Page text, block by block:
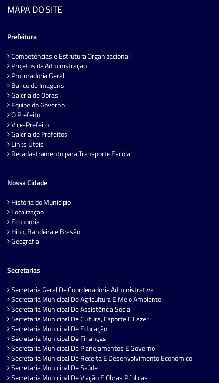
MAPA DO SITE
Prefeitura
Competências e Estrutura Organizacional
Projetos da Administração
Procuradoria Geral
Banco de Imagens
Galeria de Obras
Equipe do Governo
O Prefeito
Vice-Prefeito
Galeria de Prefeitos
Links Úteis
Recadastramento para Transporte Escolar
Nossa Cidade
História do Município
Localização
Economia
Hino, Bandeira e Brasão
Geografia
Secretarias
Secretaria Geral De Coordenadoria Administrativa
Secretaria Municipal De Agricultura E Meio Ambiente
Secretaria Municipal De Assistência Social
Secretaria Municipal De Cultura, Esporte E Lazer
Secretaria Municipal De Educação
Secretaria Municipal De Finanças
Secretaria Municipal De Planejamentos E Governo
Secretaria Municipal De Receita E Desenvolvimento Econômico
Secretaria Municipal De Saúde
Secretaria Municipal De Viação E Obras Públicas